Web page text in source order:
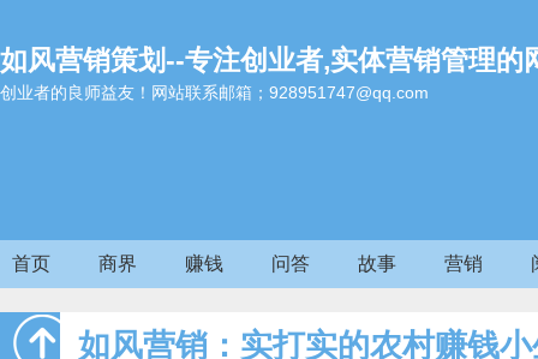
如风营销策划--专注创业者,实体营销管理的
创业者的良师益友！网站联系邮箱；928951747@qq.com
首页 商界 赚钱 问答 故事 营销
如风营销：实打实的农村赚钱